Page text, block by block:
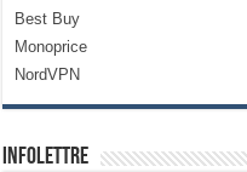
Best Buy
Monoprice
NordVPN
Infolettre